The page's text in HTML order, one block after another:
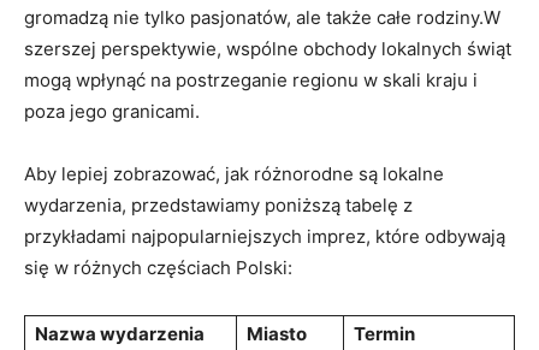
gromadzą nie tylko pasjonatów, ale także całe rodziny.W
szerszej perspektywie, wspólne obchody lokalnych świąt
mogą wpłynąć na postrzeganie regionu w skali kraju i
poza jego granicami.
Aby lepiej zobrazować, jak różnorodne są lokalne
wydarzenia, przedstawiamy poniższą tabelę z
przykładami najpopularniejszych imprez, które odbywają
się w różnych częściach Polski:
Nazwa wydarzenia Miasto
Termin